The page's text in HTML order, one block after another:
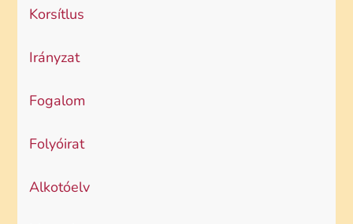
Korsítlus
Irányzat
Fogalom
Folyóirat
Alkotóelv